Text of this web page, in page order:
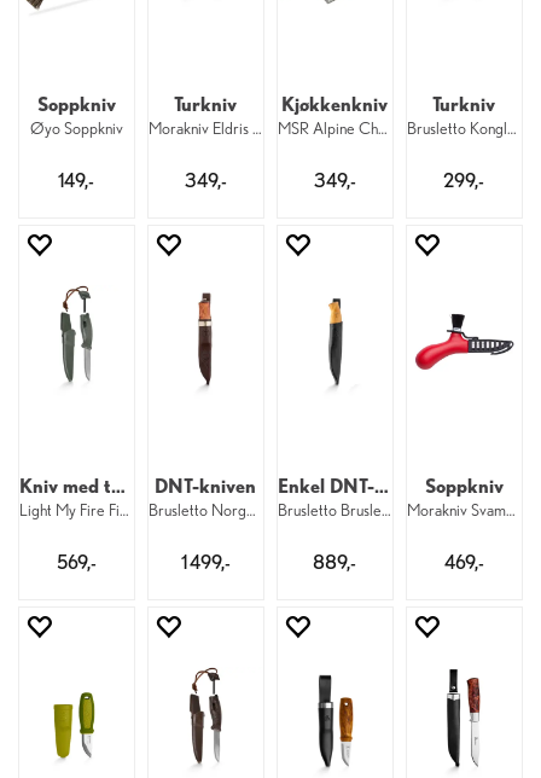
Soppkniv
Øyo Soppkniv
149,-
Turkniv
Morakniv Eldris Yellow
349,-
Kjøkkenkniv
MSR Alpine Chef's Knife Red
349,-
Turkniv
Brusletto Kongla Black
299,-
Kniv med tennstål
Light My Fire FireKnife BIO SageGreen
569,-
DNT-kniven
Brusletto Norgeskniven
1 499,-
Enkel DNT-kniv
Brusletto Bruslettokniven DNT
889,-
Soppkniv
Morakniv Svampkniv Carl Johan
469,-